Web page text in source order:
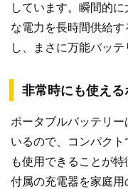
しています。瞬間的
な電力を長時間供給
し、まさに万能バッテ
非常時にも使え
ポータブルバッテリ
いるので、コンパク
も使用できることが特
付属の充電器を家庭